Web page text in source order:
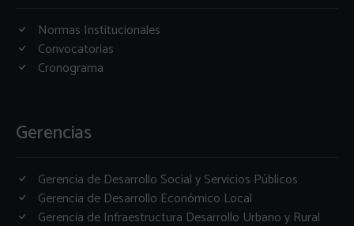
Normas Institucionales
Convocatorias
Cronograma
Gerencias
Gerencia de Desarrollo Social y Servicios Públicos
Gerencia de Desarrollo Económico Local
Gerencia de Infraestructura Desarrollo Urbano y Rural